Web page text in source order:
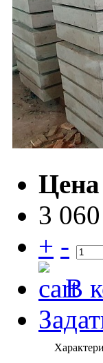
Цена
3
+ -
В